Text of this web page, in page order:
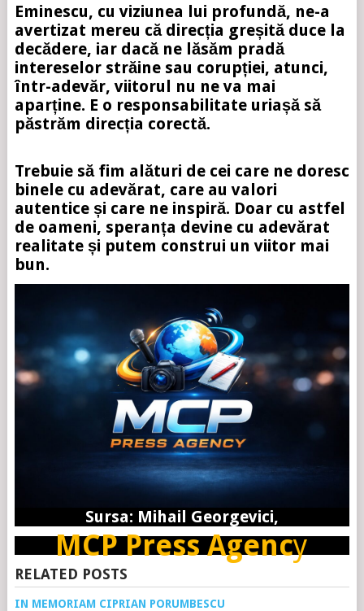
Eminescu, cu viziunea lui profundă, ne-a
avertizat mereu că direcția greșită duce la
decădere, iar dacă ne lăsăm pradă
intereselor străine sau corupției, atunci,
într-adevăr, viitorul nu ne va mai
aparține. E o responsabilitate uriașă să
păstrăm direcția corectă.
Trebuie să fim alături de cei care ne doresc
binele cu adevărat, care au valori
autentice și care ne inspiră. Doar cu astfel
de oameni, speranța devine cu adevărat
realitate și putem construi un viitor mai
bun.
Sursa: Mihail Georgevici,
MCP Press Agency
RELATED POSTS
IN MEMORIAM CIPRIAN PORUMBESCU